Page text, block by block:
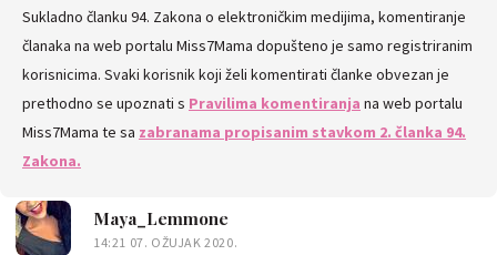
KOMENTARE
Sukladno članku 94. Zakona o elektroničkim medijima, komentiranje
članaka na web portalu Miss7Mama dopušteno je samo registriranim
korisnicima. Svaki korisnik koji želi komentirati članke obvezan je
prethodno se upoznati s Pravilima komentiranja na web portalu
Miss7Mama te sa zabranama propisanim stavkom 2. članka 94.
Zakona.
Maya_Lemmone
14:21 07. OŽUJAK 2020.